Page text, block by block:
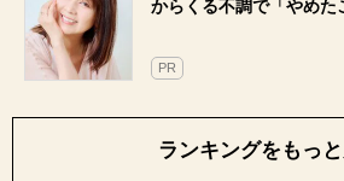
からくる不調で「やめた
PR
ランキングをもっ